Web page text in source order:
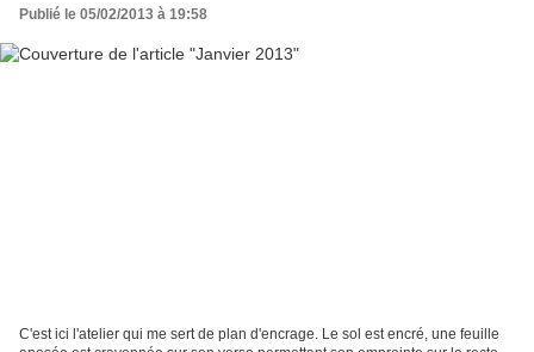
Publié le 05/02/2013 à 19:58
C'est ici l'atelier qui me sert de plan d'encrage. Le sol est encré, une feuille